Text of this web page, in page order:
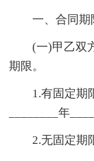
一、合同期
(一)甲乙双
期限。
1.有固定期
________年
2.无固定期